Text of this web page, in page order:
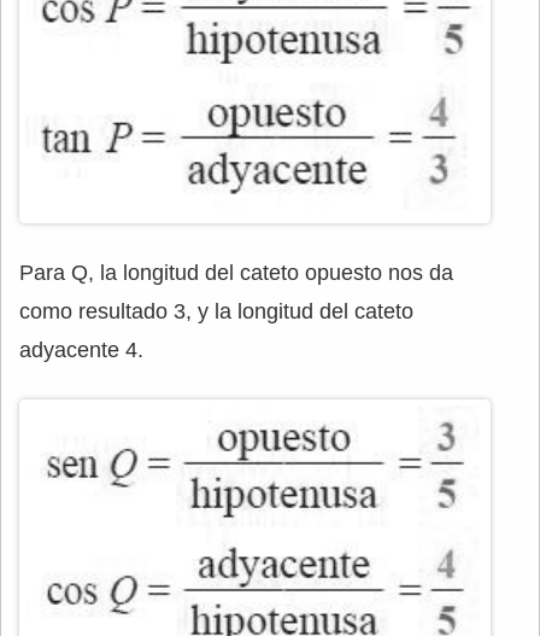
Para Q, la longitud del cateto opuesto nos da
como resultado 3, y la longitud del cateto
adyacente 4.